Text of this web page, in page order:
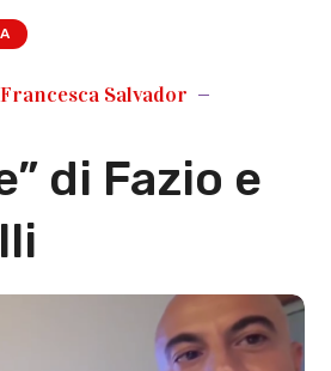
Francesca Salvador
di Fazio e